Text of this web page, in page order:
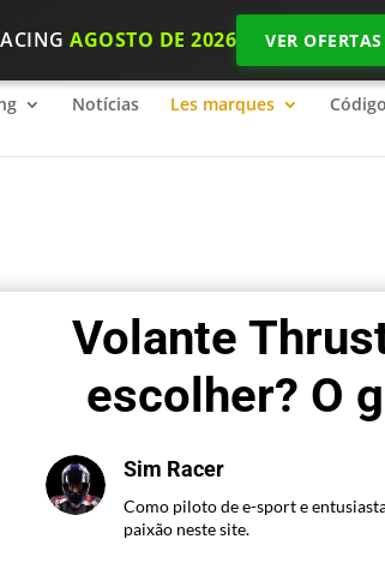
AGOSTO DE 2026 VER OFERTAS
2026 SimRacing: Qual é o equipamento
Notícias Les marques
Volante
escolher? O
Sim Racer
Como piloto de e-sport e
paixão neste site.